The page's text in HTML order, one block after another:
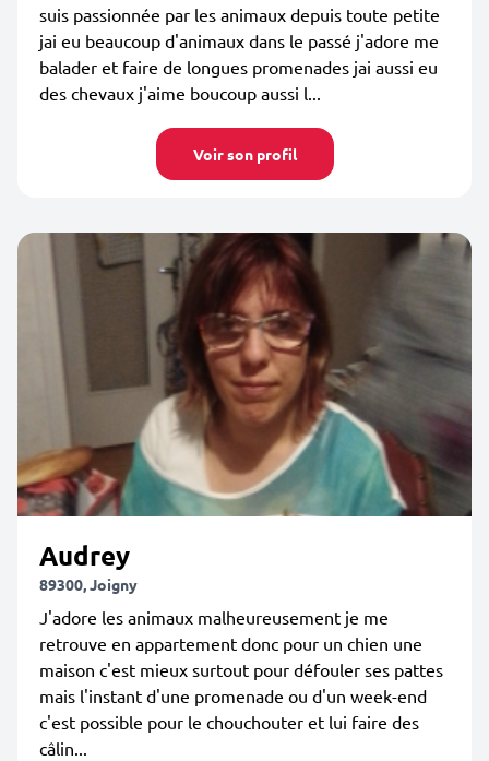
suis passionnée par les animaux depuis toute petite
jai eu beaucoup d'animaux dans le passé j'adore me
balader et faire de longues promenades jai aussi eu
des chevaux j'aime boucoup aussi l...
Voir son profil
Audrey
89300, Joigny
J'adore les animaux malheureusement je me
retrouve en appartement donc pour un chien une
maison c'est mieux surtout pour défouler ses pattes
mais l'instant d'une promenade ou d'un week-end
c'est possible pour le chouchouter et lui faire des
câlin...